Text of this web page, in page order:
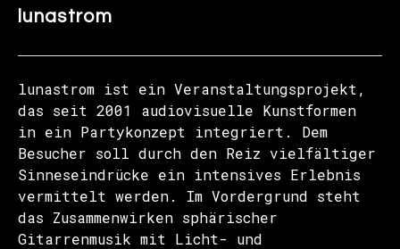
lunastrom
lunastrom ist ein Veranstaltungsprojekt,
das seit 2001 audiovisuelle Kunstformen
in ein Partykonzept integriert. Dem
Besucher soll durch den Reiz vielfältiger
Sinneseindrücke ein intensives Erlebnis
vermittelt werden. Im Vordergrund steht
das Zusammenwirken sphärischer
Gitarrenmusik mit Licht- und